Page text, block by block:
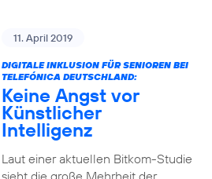
11. April 2019
DIGITALE INKLUSION FÜR SENIOREN BEI
TELEFÓNICA DEUTSCHLAND:
Keine Angst vor
Künstlicher
Intelligenz
Laut einer aktuellen Bitkom-Studie
sieht die große Mehrheit der